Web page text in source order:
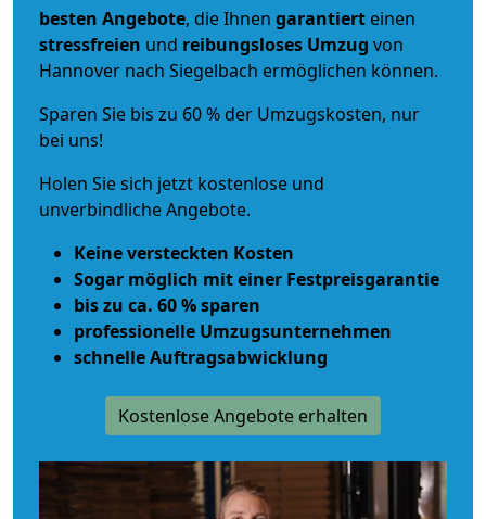
besten Angebote, die Ihnen garantiert einen
stressfreien und reibungsloses Umzug von
Hannover nach Siegelbach ermöglichen können.
Sparen Sie bis zu 60 % der Umzugskosten, nur
bei uns!
Holen Sie sich jetzt kostenlose und
unverbindliche Angebote.
Keine versteckten Kosten
Sogar möglich mit einer Festpreisgarantie
bis zu ca. 60 % sparen
professionelle Umzugsunternehmen
schnelle Auftragsabwicklung
Kostenlose Angebote erhalten